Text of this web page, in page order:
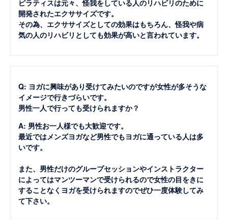
ピラティスは元々、怪我をしている人のリハビリのために
開発されたエクササイズです。
その為、エクササイズとしての効果はもちろん、怪我や病
気の人のリハビリとしても効果が高いと言われています。
Q: ヨガに興味があり受けてみたいのですが女性が多そうな
イメージで行きづらいです。
男性一人で行っても受けられますか？
A: 男性お一人様でも大歓迎です。
最近ではメンズヨガなど男性でもヨガに通っている人は多
いです。
また、男性だけのグループセッションやインストラクター
によってはマンツーマンで受けられるので女性の目をきに
することなくヨガを受けられますのでぜひ一度体験してみ
て下さい。